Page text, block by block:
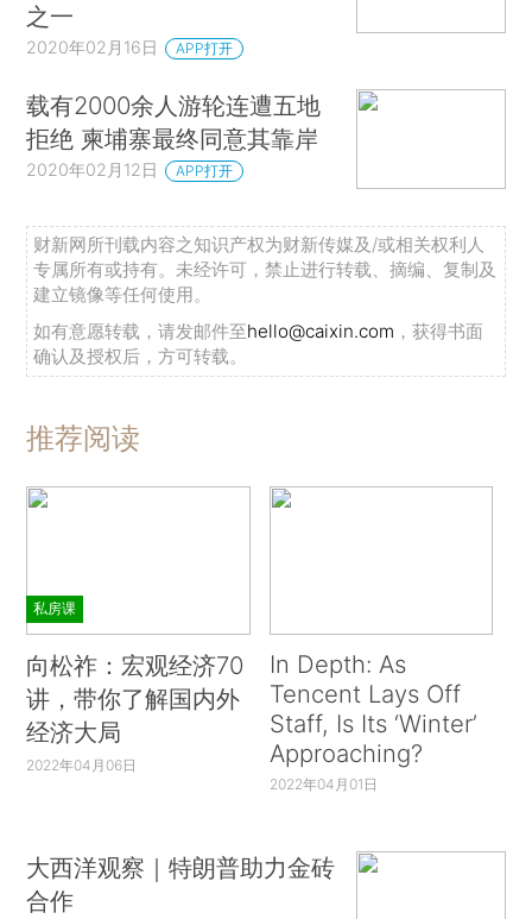
之一
2020年02月16日 APP打开
载有2000余人游轮连遭五地
拒绝 柬埔寨最终同意其靠岸
2020年02月12日 APP打开
财新网所刊载内容之知识产权为财新传媒及/或相关权利人
专属所有或持有。未经许可，禁止进行转载、摘编、复制及
建立镜像等任何使用。
如有意愿转载，请发邮件至hello@caixin.com ，获得书面
确认及授权后，方可转载。
推荐阅读
私房课
向松祚：宏观经济70
讲，带你了解国内外
经济大局
2022年04月06日
In Depth: As
Tencent Lays Off
Staff, Is Its ‘Winter’
Approaching?
2022年04月01日
大西洋观察｜特朗普助力金砖
合作